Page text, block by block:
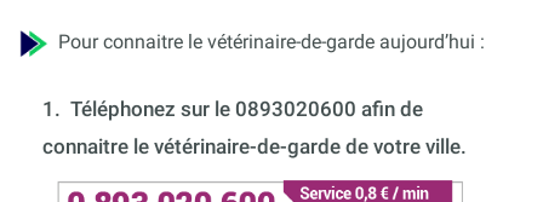
Pour connaitre le vétérinaire-de-garde aujourd’hui :
1. Téléphonez sur le 0893020600 afin de
connaitre le vétérinaire-de-garde de votre ville.